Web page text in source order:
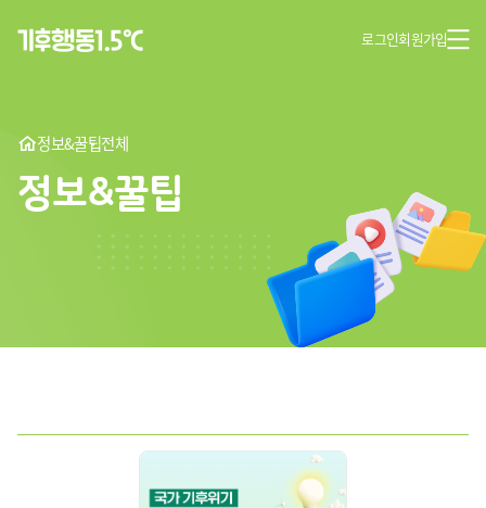
로그인회원가입
정보&꿀팁전체
정보&꿀팁